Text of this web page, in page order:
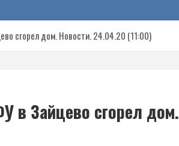
сгорел дом. Новости. 24.04.20 (11:00)
в Зайцево сгорел дом.